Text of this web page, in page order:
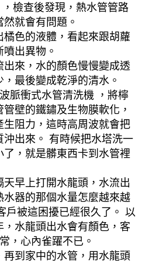
檢查後發現，熱水管管路
就會有問題。
色的液體，看起來跟胡蘿
出異物。
出來，水的顏色慢慢變成透
最後變成乾淨的清水。
脈衝式水管清洗機 ，將檸
壁的鐵鏽及生物膜軟化，
阻力，這時高周波就會把
沖出來。 有時候把水塔洗一
，就是髒東西卡到水管裡
早上打開水龍頭，水流出
器的那個水量怎麼越來越
戶被這困擾已經很久了。 以
，水龍頭出水會有顏色，客
，心內雀躍不已。
到家中的水管，用水龍頭